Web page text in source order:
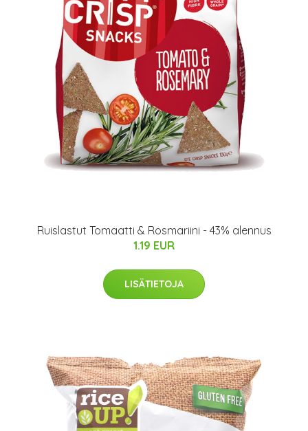
Ruislastut Tomaatti & Rosmariini - 43% alennus
1.19 EUR
LISÄTIETOJA